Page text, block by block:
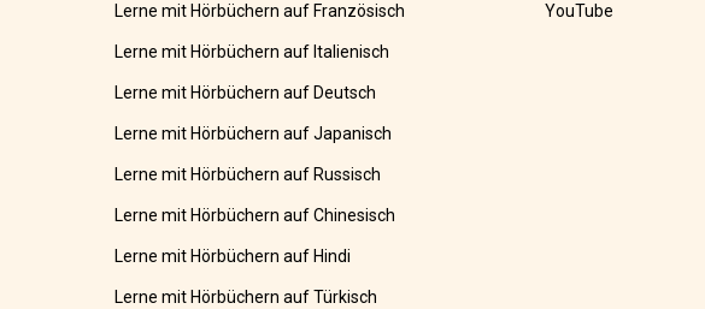
Lerne mit Hörbüchern auf Französisch
Lerne mit Hörbüchern auf Italienisch
Lerne mit Hörbüchern auf Deutsch
Lerne mit Hörbüchern auf Japanisch
Lerne mit Hörbüchern auf Russisch
Lerne mit Hörbüchern auf Chinesisch
Lerne mit Hörbüchern auf Hindi
Lerne mit Hörbüchern auf Türkisch
YouTube